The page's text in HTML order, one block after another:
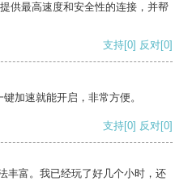
供最高速度和安全性的连接，并帮
支持[0] 反对[0]
加速就能开启，非常方便。
支持[0] 反对[0]
丰富。我已经玩了好几个小时，还